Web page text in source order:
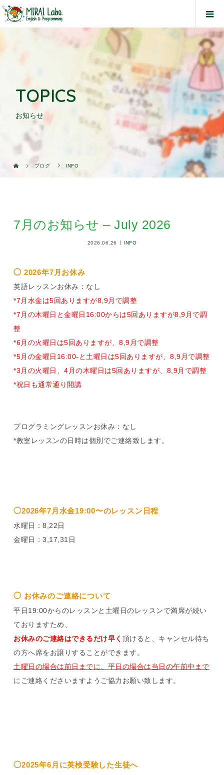
TOPICS
お知らせ
ブログ INFO
7月のお知らせ – July 2026
2026.06.26 INFO
◯ 2026年7月お休み
英語レッスンお休み：なし
*7月水金は5回ありますが8,9月で調整
*7月の木曜日と金曜日16:00からは5回ありますが8,9月で調
整
*6月の火曜日は5回ありますが、8,9月で調整
*5月の金曜日16:00-と土曜日は5回ありますが、8,9月で調整
*3月の火曜日、4月の木曜日は5回ありますが、8,9月で調整
*祝日も通常通り開講
プログラミングレッスンお休み：なし
*教室レッスンの日時は個別でご連絡致します。
◯2026年7月水金19:00〜のレッスン日程
水曜日：8,22日
金曜日：3,17,31日
◯ お休みのご連絡について
平日19:00からのレッスンと土曜日のレッスンで満席が続い
ておりますため、
お休みのご連絡はできるだけ早く 頂けると、キャンセル待ち
の方へ席をお譲りすることができます。
土曜日の場合は前日までに、平日の場合は当日の午前中まで
にご連絡くださいますようご協力お願い致します。
◯2025年6月に英検受験した生徒へ